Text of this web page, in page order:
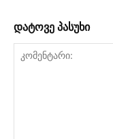
დატოვე პასუხი